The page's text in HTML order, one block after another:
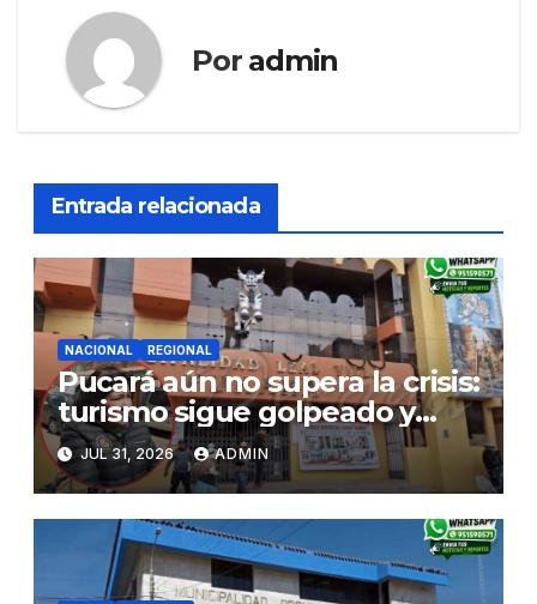
Por admin
Entrada relacionada
NACIONAL REGIONAL
Pucará aún no supera la crisis:
turismo sigue golpeado y
alcaldesa exige al nuevo
Gobierno fondos para obras
paralizadas
JUL 31, 2026 ADMIN